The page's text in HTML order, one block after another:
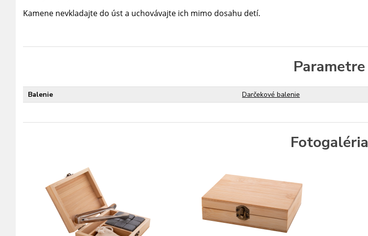
Kamene nevkladajte do úst a uchovávajte ich mimo dosahu detí.
Parametre
Balenie Darčekové balenie
Fotogaléria